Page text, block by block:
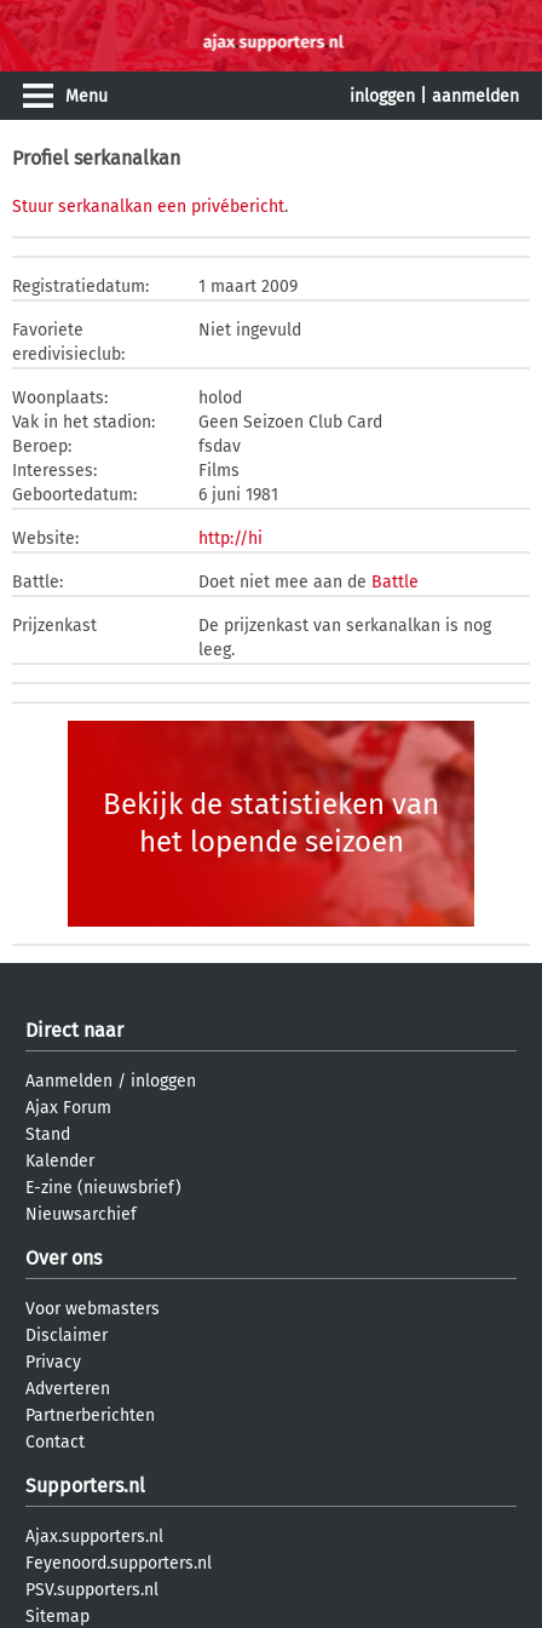
Menu inloggen aanmelden
Profiel serkanalkan
Stuur serkanalkan een privébericht.
Registratiedatum: 1 maart 2009
Favoriete
eredivisieclub:
Niet ingevuld
Woonplaats:
holod
Vak in het stadion:
Geen Seizoen Club Card
Beroep:
fsdav
Interesses:
Films
Geboortedatum:
6 juni 1981
Website: http://hi
Battle: Doet niet mee aan de Battle
Prijzenkast
De prijzenkast van serkanalkan is nog
leeg.
Bekijk de statistieken van
het lopende seizoen
Direct naar
Aanmelden / inloggen
Ajax Forum
Stand
Kalender
E-zine (nieuwsbrief)
Nieuwsarchief
Over ons
Voor webmasters
Disclaimer
Privacy
Adverteren
Partnerberichten
Contact
Supporters.nl
Ajax.supporters.nl
Feyenoord.supporters.nl
PSV.supporters.nl
Sitemap